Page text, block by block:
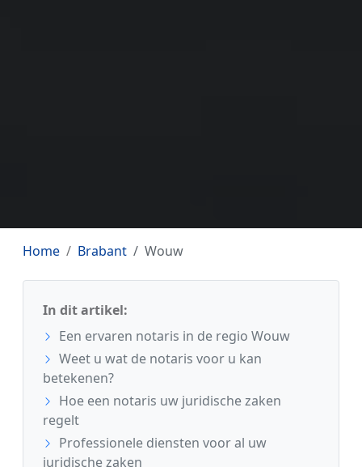
Home Brabant Wouw
In dit artikel:
Een ervaren notaris in de regio Wouw
Weet u wat de notaris voor u kan
betekenen?
Hoe een notaris uw juridische zaken
regelt
Professionele diensten voor al uw
juridische zaken